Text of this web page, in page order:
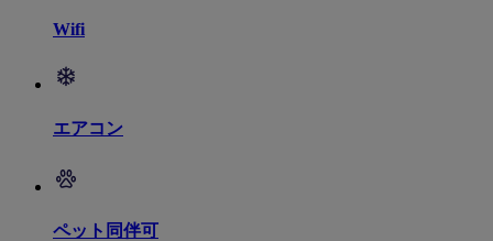
Wifi
エアコン
ペット同伴可